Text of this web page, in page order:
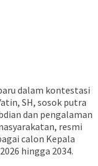
dalam kontestasi
SH, sosok putra
dan pengalaman
resmi
calon Kepala
hingga 2034.